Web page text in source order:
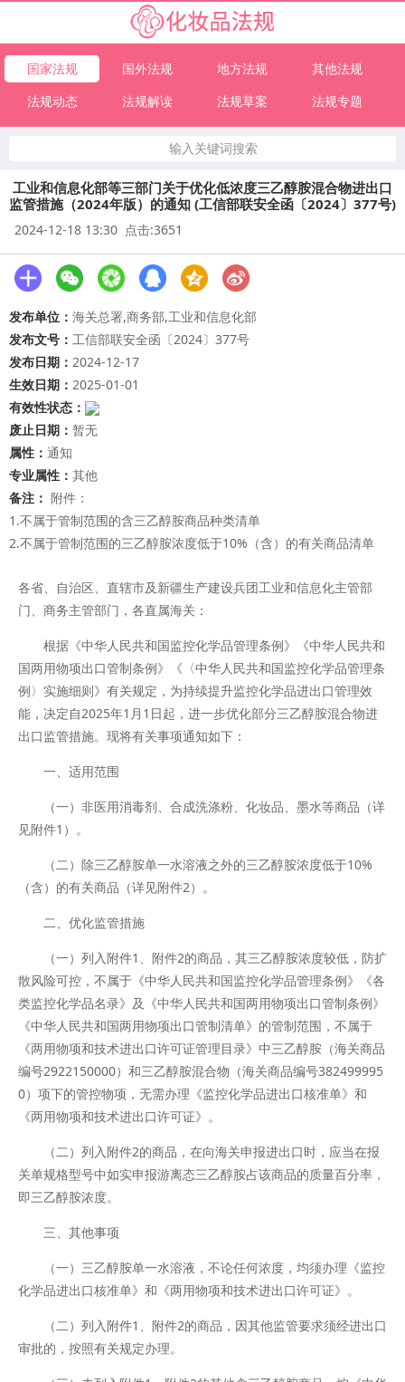
国家法规 国外法规 地方法规
其他法规
法规动态
法规解读 法规草案 法规专题
输入关键词搜索
工业和信息化部等三部门关于优化低浓度三乙醇胺混合物进出口
监管措施（2024年版）的通知 (工信部联安全函〔2024〕377号)
2024-12-18 13:30 点击:3651
发布单位： 海关总署,商务部,工业和信息化部
发布文号： 工信部联安全函〔2024〕377号
发布日期： 2024-12-17
生效日期： 2025-01-01
有效性状态：
废止日期： 暂无
属性： 通知
专业属性： 其他
备注： 附件：
1.不属于管制范围的含三乙醇胺商品种类清单
2.不属于管制范围的三乙醇胺浓度低于10%（含）的有关商品清单
各省、自治区、直辖市及新疆生产建设兵团工业和信息化主管部
门、商务主管部门，各直属海关：
根据《中华人民共和国监控化学品管理条例》《中华人民共和
国两用物项出口管制条例》《〈中华人民共和国监控化学品管理条
例〉实施细则》有关规定，为持续提升监控化学品进出口管理效
能，决定自2025年1月1日起，进一步优化部分三乙醇胺混合物进
出口监管措施。现将有关事项通知如下：
一、适用范围
（一）非医用消毒剂、合成洗涤粉、化妆品、墨水等商品（详
见附件1）。
（二）除三乙醇胺单一水溶液之外的三乙醇胺浓度低于10%
（含）的有关商品（详见附件2）。
二、优化监管措施
（一）列入附件1、附件2的商品，其三乙醇胺浓度较低，防扩
散风险可控，不属于《中华人民共和国监控化学品管理条例》《各
类监控化学品名录》及《中华人民共和国两用物项出口管制条例》
《中华人民共和国两用物项出口管制清单》的管制范围，不属于
《两用物项和技术进出口许可证管理目录》中三乙醇胺（海关商品
编号2922150000）和三乙醇胺混合物（海关商品编号382499995
0）项下的管控物项，无需办理《监控化学品进出口核准单》和
《两用物项和技术进出口许可证》。
（二）列入附件2的商品，在向海关申报进出口时，应当在报
关单规格型号中如实申报游离态三乙醇胺占该商品的质量百分率，
即三乙醇胺浓度。
三、其他事项
（一）三乙醇胺单一水溶液，不论任何浓度，均须办理《监控
化学品进出口核准单》和《两用物项和技术进出口许可证》。
（二）列入附件1、附件2的商品，因其他监管要求须经进出口
审批的，按照有关规定办理。